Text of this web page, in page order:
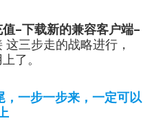
值–下载新的兼容客户端–
这三步走的战略进行，
了。
一步一步来，一定可以